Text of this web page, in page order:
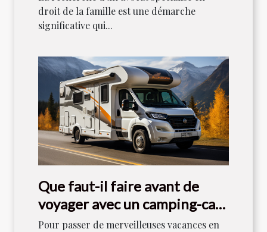
droit de la famille est une démarche
significative qui...
Que faut-il faire avant de
voyager avec un camping-car
en 2021 ?
Pour passer de merveilleuses vacances en